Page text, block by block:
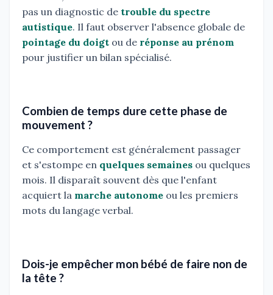
pas un diagnostic de trouble du spectre
autistique. Il faut observer l'absence globale de
pointage du doigt ou de réponse au prénom
pour justifier un bilan spécialisé.
Combien de temps dure cette phase de
mouvement ?
Ce comportement est généralement passager
et s'estompe en quelques semaines ou quelques
mois. Il disparaît souvent dès que l'enfant
acquiert la marche autonome ou les premiers
mots du langage verbal.
Dois-je empêcher mon bébé de faire non de
la tête ?